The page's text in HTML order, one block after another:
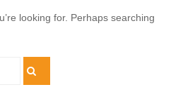
looking for. Perhaps searching